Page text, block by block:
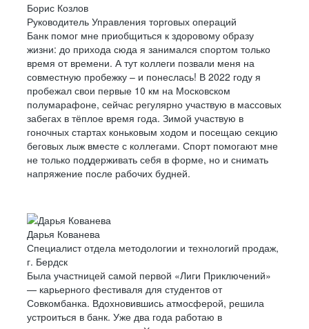
Борис Козлов
Руководитель Управления торговых операций
Банк помог мне приобщиться к здоровому образу
жизни: до прихода сюда я занимался спортом только
время от времени. А тут коллеги позвали меня на
совместную пробежку – и понеслась! В 2022 году я
пробежал свои первые 10 км на Московском
полумарафоне, сейчас регулярно участвую в массовых
забегах в тёплое время года. Зимой участвую в
гоночных стартах коньковым ходом и посещаю секцию
беговых лыж вместе с коллегами. Спорт помогают мне
не только поддерживать себя в форме, но и снимать
напряжение после рабочих будней.
Дарья Кованева
Специалист отдела методологии и технологий продаж,
г. Бердск
Была участницей самой первой «Лиги Приключений»
— карьерного фестиваля для студентов от
Совкомбанка. Вдохновившись атмосферой, решила
устроиться в банк. Уже два года работаю в